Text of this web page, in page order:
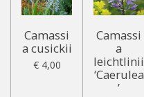
Camassi
a cusickii
€ 4,00
Camassi
a
leichtlinii
‘Caerulea
’